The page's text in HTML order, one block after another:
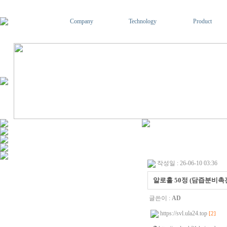
Company Technology Product
작성일 : 26-06-10 03:36
알로홀 50정 (담즙분비
글쓴이 : AD
https://svl.ula24.top [2]